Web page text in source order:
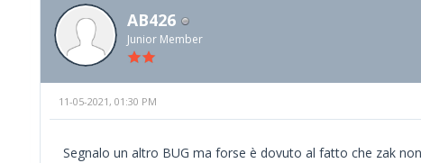
AB426
Junior Member
11-05-2021, 01:30 PM
Segnalo un altro BUG ma forse è dovuto al fatto che zak